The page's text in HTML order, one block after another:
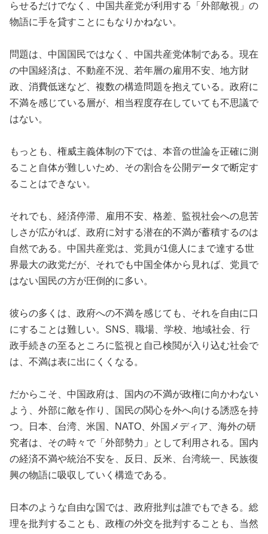
らせるだけでなく、中国共産党が利用する「外部敵視」の
物語に手を貸すことにもなりかねない。
問題は、中国国民ではなく、中国共産党体制である。現在
の中国経済は、不動産不況、若年層の雇用不安、地方財
政、消費低迷など、複数の構造問題を抱えている。政府に
不満を感じている層が、相当程度存在していても不思議で
はない。
もっとも、権威主義体制の下では、本音の世論を正確に測
ること自体が難しいため、その割合を公開データで断定す
ることはできない。
それでも、経済停滞、雇用不安、格差、監視社会への息苦
しさが広がれば、政府に対する潜在的不満が蓄積するのは
自然である。中国共産党は、党員が1億人にまで達する世
界最大の政党だが、それでも中国全体から見れば、党員で
はない国民の方が圧倒的に多い。
彼らの多くは、政府への不満を感じても、それを自由に口
にすることは難しい。SNS、職場、学校、地域社会、行
政手続きの至るところに監視と自己検閲が入り込む社会で
は、不満は表に出にくくなる。
だからこそ、中国政府は、国内の不満が政権に向かわない
よう、外部に敵を作り、国民の関心を外へ向ける誘惑を持
つ。日本、台湾、米国、NATO、外国メディア、海外の研
究者は、その時々で「外部勢力」として利用される。国内
の経済不満や統治不安を、反日、反米、台湾統一、民族復
興の物語に吸収していく構造である。
日本のような自由な国では、政府批判は誰でもできる。総
理を批判することも、政権の外交を批判することも、当然